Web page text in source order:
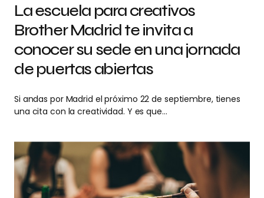
La escuela para creativos
Brother Madrid te invita a
conocer su sede en una jornada
de puertas abiertas
Si andas por Madrid el próximo 22 de septiembre, tienes
una cita con la creatividad. Y es que…